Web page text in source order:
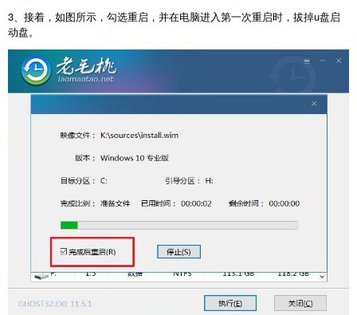
3、接着，如图所示，勾选重启，并在电脑进入第一次重启时，拔掉u盘启
动盘。